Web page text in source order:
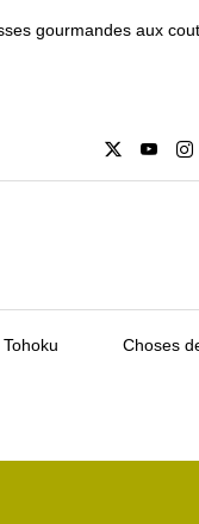
gourmandes aux
Choses